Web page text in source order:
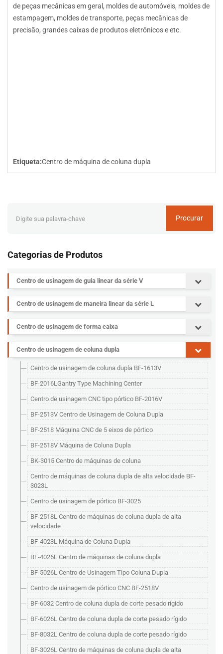
de peças mecânicas em geral, moldes de automóveis, moldes de
estampagem, moldes de transporte, peças mecânicas de
precisão, grandes caixas de produtos eletrônicos e etc.
Etiqueta:Centro de máquina de coluna dupla
Procurar
Categorias de Produtos
Centro de usinagem de guia linear da série V
Centro de usinagem de maneira linear da série L
Centro de usinagem de forma caixa
Centro de usinagem de coluna dupla
Centro de usinagem de coluna dupla BF-1613V
BF-2016LGantry Type Machining Center
Centro de usinagem CNC tipo pórtico BF-2016V
BF-2513V Centro de Usinagem de Coluna Dupla
BF-2518 Máquina CNC de 5 eixos de pórtico
BF-2518V Máquina de Coluna Dupla
BK-3015 Centro de máquinas de coluna
Centro de máquinas de coluna dupla de alta velocidade BF-
3023L
Centro de usinagem de pórtico BF-3025
BF-2518L Centro de máquinas de coluna dupla de alta
velocidade
BF-4023L Máquina de Coluna Dupla
BF-4026L Centro de máquinas de coluna dupla
BF-5026L Centro de Usinagem Tipo Coluna Dupla
Centro de usinagem de pórtico CNC BF-2518V
BF-6032 Centro de coluna dupla de corte pesado rígido
BF-6026L Centro de coluna dupla de corte pesado rígido
BF-8032L Centro de coluna dupla de corte pesado rígido
BF-3026L Centro de máquinas de coluna dupla de alta